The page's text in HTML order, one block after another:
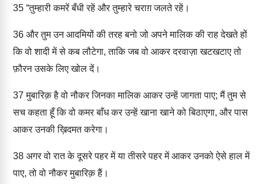
35 “तुम्हारी कमरें बँधी रहें और तुम्हारे चराग़ जलते रहें।
36 और तुम उन आदमियों की तरह बनो जो अपने मालिक की राह देखते हों
कि वो शादी में से कब लौटेगा, ताकि जब वो आकर दरवाज़ा खटखटाए तो
फ़ौरन उसके लिए खोल दें।
37 मुबारिक़ है वो नौकर जिनका मालिक आकर उन्हें जागता पाए; मैं तुम से
सच कहता हूँ कि वो कमर बाँध कर उन्हें खाना खाने को बिठाएगा, और पास
आकर उनकी ख़िदमत करेगा।
38 अगर वो रात के दूसरे पहर में या तीसरे पहर में आकर उनको ऐसे हाल में
पाए, तो वो नौकर मुबारिक़ हैं।